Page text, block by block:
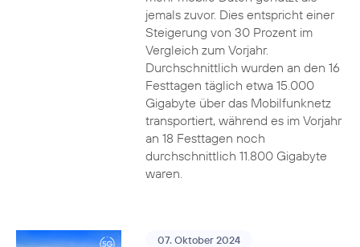
jemals zuvor. Dies entspricht einer
Steigerung von 30 Prozent im
Vergleich zum Vorjahr.
Durchschnittlich wurden an den 16
Festtagen täglich etwa 15.000
Gigabyte über das Mobilfunknetz
transportiert, während es im Vorjahr
an 18 Festtagen noch
durchschnittlich 11.800 Gigabyte
waren.
07. Oktober 2024